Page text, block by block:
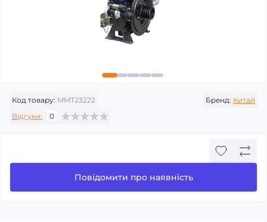
Код товару: MMT23222 Бренд: Китай
Відгуки:
0
Повідомити про наявність